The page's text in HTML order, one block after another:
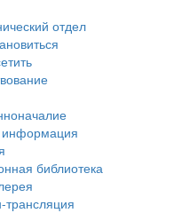
отдел
библиотека